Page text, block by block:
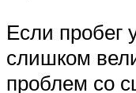
Если пробег
слишком
проблем со